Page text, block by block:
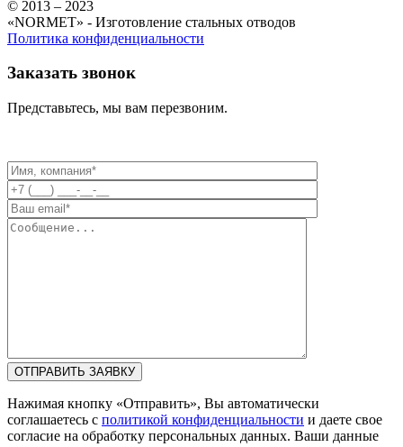
© 2013 – 2023
«NORMET» - Изготовление стальных отводов
Политика конфиденциальности
Заказать звонок
Представьтесь, мы вам перезвоним.
Нажимая кнопку «Отправить», Вы автоматически
соглашаетесь с политикой конфиденциальности и даете свое
согласие на обработку персональных данных. Ваши данные